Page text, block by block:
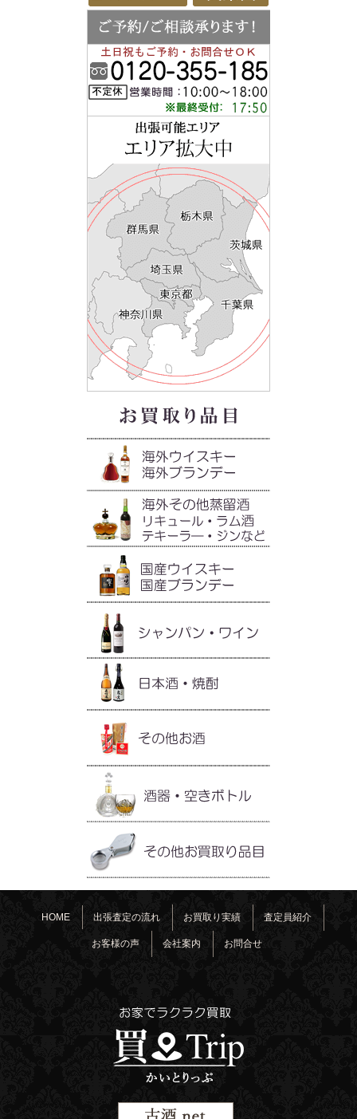
HOME 出張査定の流れ お買取り実績 査定員紹介
お客様の声 会社案内 お問合せ